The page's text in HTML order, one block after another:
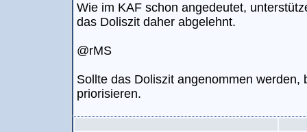
Wie im KAF schon angedeutet,
das Doliszit daher abgelehnt.
@rMS
Sollte das Doliszit angenommen werden,
priorisieren.